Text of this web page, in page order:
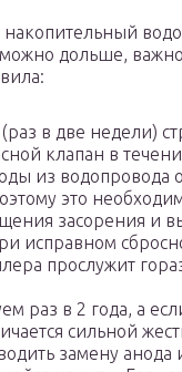
накопительный
дольше,
в две недели)
клапан в
из водопровода
это
засорения и
исправном
прослужит
раз в 2 года, а
сильной
замену